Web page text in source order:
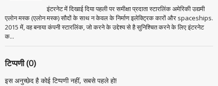
इंटरनेट में दिखाई दिया पहली पर समीक्षा प्रदाता स्टारलिंक अमेरिकी उद्यमी
एलोन मस्क (एलोन मस्क) सौदों के साथ न केवल के निर्माण इलेक्ट्रिक कारों और spaceships.
2015 में, वह बनाया कंपनी स्टारलिंक, जो करने के उद्देश्य से है सुनिश्चित करने के लिए इंटरनेट
क...
टिप्पणी (0)
इस अनुच्छेद है कोई टिप्पणी नहीं, सबसे पहले हो!